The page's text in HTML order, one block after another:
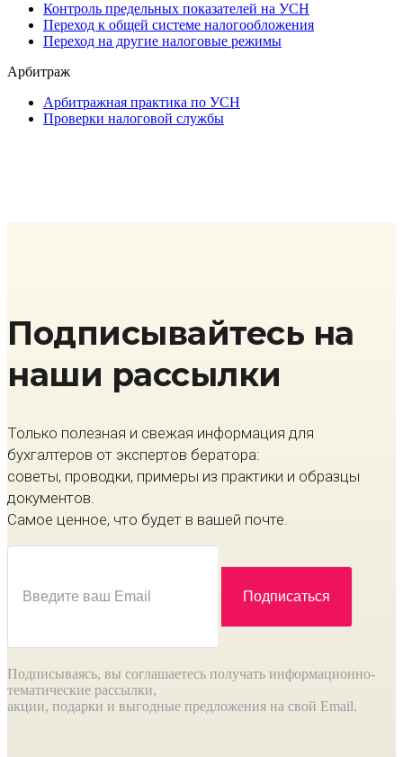
Контроль предельных показателей на УСН
Переход к общей системе налогообложения
Переход на другие налоговые режимы
Арбитраж
Арбитражная практика по УСН
Проверки налоговой службы
Подписывайтесь на
наши рассылки
Только полезная и свежая информация для
бухгалтеров от экспертов бератора:
советы, проводки, примеры из практики и образцы
документов.
Самое ценное, что будет в вашей почте.
Подписываясь, вы соглашаетесь получать информационно-
тематические рассылки,
акции, подарки и выгодные предложения на свой Email.